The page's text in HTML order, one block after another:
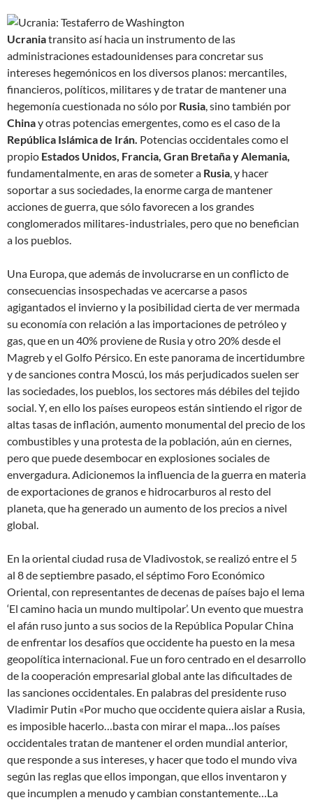
Ucraniatransito así hacia un instrumento de las
administraciones estadounidenses para concretar sus
intereses hegemónicos en los diversos planos: mercantiles,
financieros, políticos, militares y de tratar de mantener una
hegemonía cuestionada no sólo por Rusia , sino también por
Chinay otras potencias emergentes, como es el caso de la
República Islámica de Irán. Potencias occidentales como el
propio Estados Unidos, Francia, Gran Bretaña y Alemania,
fundamentalmente, en aras de someter a Rusia , y hacer
soportar a sus sociedades, la enorme carga de mantener
acciones de guerra, que sólo favorecen a los grandes
conglomerados militares-industriales, pero que no benefician
a los pueblos.
Una Europa, que además de involucrarse en un conflicto de
consecuencias insospechadas ve acercarse a pasos
agigantados el invierno y la posibilidad cierta de ver mermada
su economía con relación a las importaciones de petróleo y
gas, que en un 40% proviene de Rusia y otro 20% desde el
Magreb y el Golfo Pérsico. En este panorama de incertidumbre
y de sanciones contra Moscú, los más perjudicados suelen ser
las sociedades, los pueblos, los sectores más débiles del tejido
social. Y, en ello los países europeos están sintiendo el rigor de
altas tasas de inflación, aumento monumental del precio de los
combustibles y una protesta de la población, aún en ciernes,
pero que puede desembocar en explosiones sociales de
envergadura. Adicionemos la influencia de la guerra en materia
de exportaciones de granos e hidrocarburos al resto del
planeta, que ha generado un aumento de los precios a nivel
global.
En la oriental ciudad rusa de Vladivostok, se realizó entre el 5
al 8 de septiembre pasado, el séptimo Foro Económico
Oriental, con representantes de decenas de países bajo el lema
‘El camino hacia un mundo multipolar’. Un evento que muestra
el afán ruso junto a sus socios de la República Popular China
de enfrentar los desafíos que occidente ha puesto en la mesa
geopolítica internacional. Fue un foro centrado en el desarrollo
de la cooperación empresarial global ante las dificultades de
las sanciones occidentales. En palabras del presidente ruso
Vladimir Putin «Por mucho que occidente quiera aislar a Rusia,
es imposible hacerlo…basta con mirar el mapa…los países
occidentales tratan de mantener el orden mundial anterior,
que responde a sus intereses, y hacer que todo el mundo viva
según las reglas que ellos impongan, que ellos inventaron y
que incumplen a menudo y cambian constantemente…La